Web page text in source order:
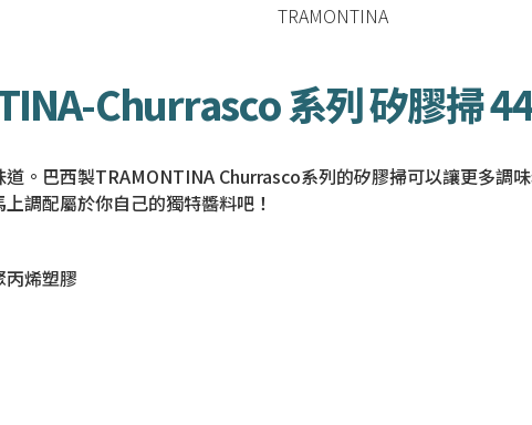
TRAMONTINA
Churrasco 系列 矽膠掃
。巴西製TRAMONTINA Churrasco系列的矽膠掃可以讓更多調
調配屬於你自己的獨特醬料吧！
烯塑膠